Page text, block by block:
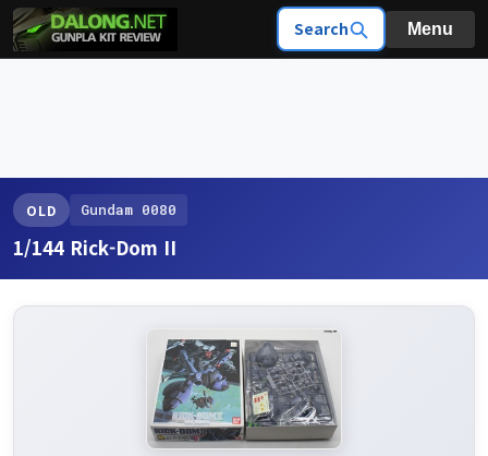
Search Menu
OLD Gundam 0080
1/144 Rick-Dom II